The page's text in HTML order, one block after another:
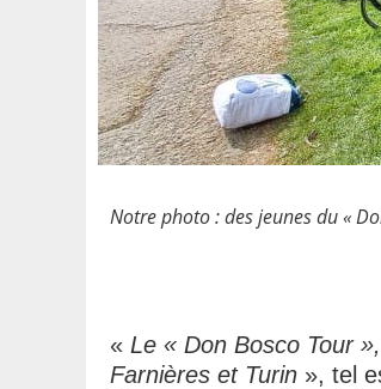
Notre photo : des jeunes du «
« Le « Don Bosco Tour
Farnières et Turin », tel